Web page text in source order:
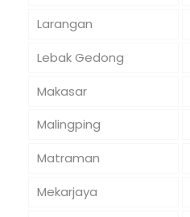
Larangan
Lebak Gedong
Makasar
Malingping
Matraman
Mekarjaya